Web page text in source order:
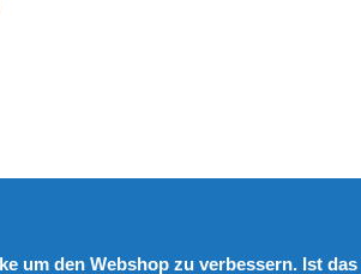
um den Webshop zu verbessern. Ist